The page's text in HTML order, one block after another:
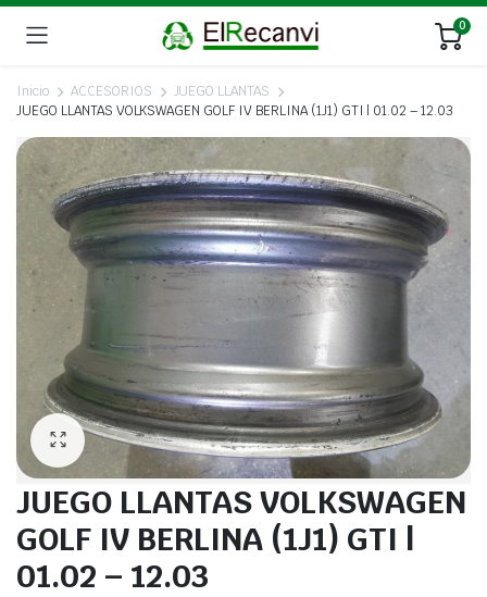
0
Inicio ACCESORIOS
JUEGO LLANTAS
JUEGO LLANTAS VOLKSWAGEN GOLF IV BERLINA (1J1) GTI | 01.02 – 12.03
JUEGO LLANTAS VOLKSWAGEN
GOLF IV BERLINA (1J1) GTI |
01.02 – 12.03